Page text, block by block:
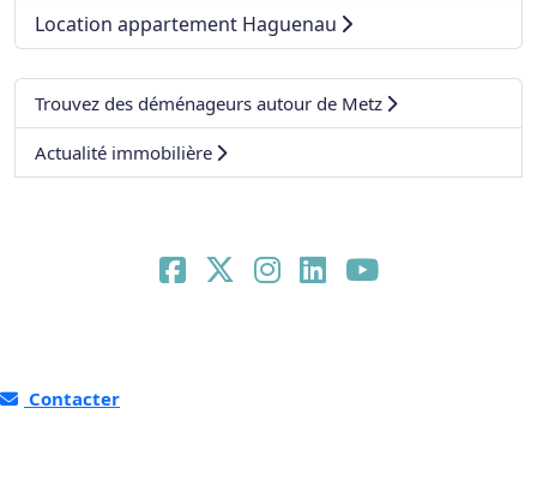
Location appartement Haguenau
Trouvez des déménageurs autour de Metz
Actualité immobilière
Contacter